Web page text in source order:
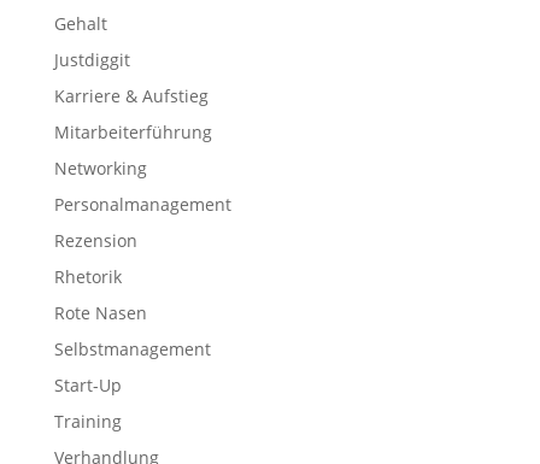
Gehalt
Justdiggit
Karriere & Aufstieg
Mitarbeiterführung
Networking
Personalmanagement
Rezension
Rhetorik
Rote Nasen
Selbstmanagement
Start-Up
Training
Verhandlung